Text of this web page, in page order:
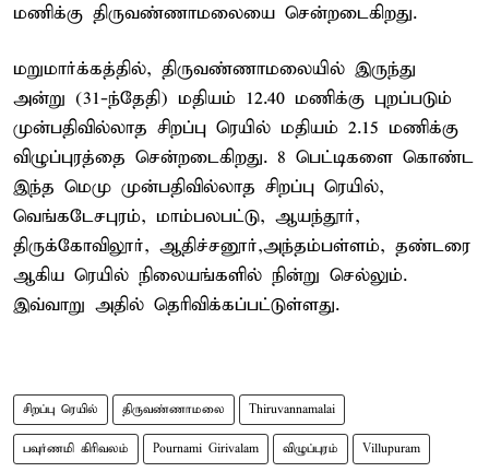
மணிக்கு திருவண்ணாமலையை சென்றடைகிறது.
மறுமார்க்கத்தில், திருவண்ணாமலையில் இருந்து
அன்று (31-ந்தேதி) மதியம் 12.40 மணிக்கு புறப்படும்
முன்பதிவில்லாத சிறப்பு ரெயில் மதியம் 2.15 மணிக்கு
விழுப்புரத்தை சென்றடைகிறது. 8 பெட்டிகளை கொண்ட
இந்த மெமு முன்பதிவில்லாத சிறப்பு ரெயில்,
வெங்கடேசபுரம், மாம்பலபட்டு, ஆயந்தூர்,
திருக்கோவிலூர், ஆதிச்சனூர்,அந்தம்பள்ளம், தண்டரை
ஆகிய ரெயில் நிலையங்களில் நின்று செல்லும்.
இவ்வாறு அதில் தெரிவிக்கப்பட்டுள்ளது.
சிறப்பு ரெயில் திருவண்ணாமலை Thiruvannamalai
பவுர்ணமி கிரிவலம் Pournami Girivalam விழுப்புரம் Villupuram